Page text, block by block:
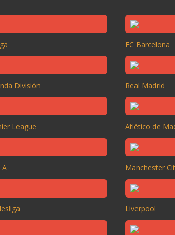
División
League
A
FC Barcelona
Real Madrid
Atlético de
Manchester
Liverpool